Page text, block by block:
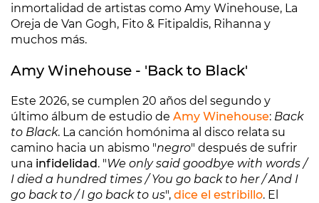
inmortalidad de artistas como Amy Winehouse, La
Oreja de Van Gogh, Fito & Fitipaldis, Rihanna y
muchos más.
Amy Winehouse - 'Back to Black'
Este 2026, se cumplen 20 años del segundo y
último álbum de estudio de Amy Winehouse: Back
to Black. La canción homónima al disco relata su
camino hacia un abismo "negro" después de sufrir
una infidelidad. "We only said goodbye with words /
I died a hundred times / You go back to her / And I
go back to / I go back to us", dice el estribillo. El